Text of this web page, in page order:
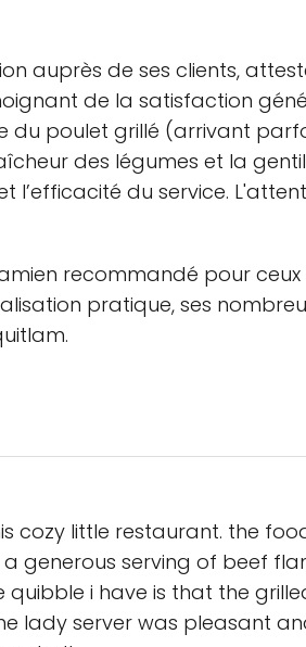
auprès de ses clients,
de la satisfaction
poulet grillé (arrivant
des légumes et la
l’efficacité du service.
recommandé pour
pratique, ses
cozy little restaurant. the
generous serving of beef
quibble i have is that the
lady server was pleasant